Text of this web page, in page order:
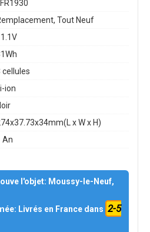
LFR1930
Tout Neuf
cellules
Li-ion
x W x H)
An
l'objet: Moussy-le-Neuf,
Livrés en France dans 2-5